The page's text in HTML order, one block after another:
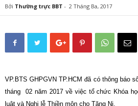
Bởi Thường trực BBT - 2 Tháng Ba, 2017
VP.BTS GHPGVN TP.HCM đã có thông báo
tháng 02 năm 2017 về việc tổ chức Khóa
luật và Nghi lễ Thiền môn cho Tăng Ni.